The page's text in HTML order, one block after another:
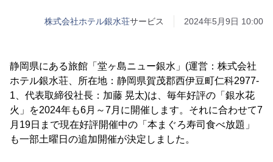
株式会社ホテル銀水荘サービス 2024年5月9日 10:00
静岡県にある旅館「堂ヶ島ニュー銀水」(運営：株式会社
ホテル銀水荘、所在地：静岡県賀茂郡西伊豆町仁科2977-
1、代表取締役社長：加藤 晃太)は、毎年好評の「銀水花
火」を2024年も6月～7月に開催します。それに合わせて7
月19日まで現在好評開催中の「本まぐろ寿司食べ放題」
も一部土曜日の追加開催が決定しました。